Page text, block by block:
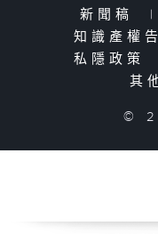
新聞稿 |
知識產權
私隱政策
其
©